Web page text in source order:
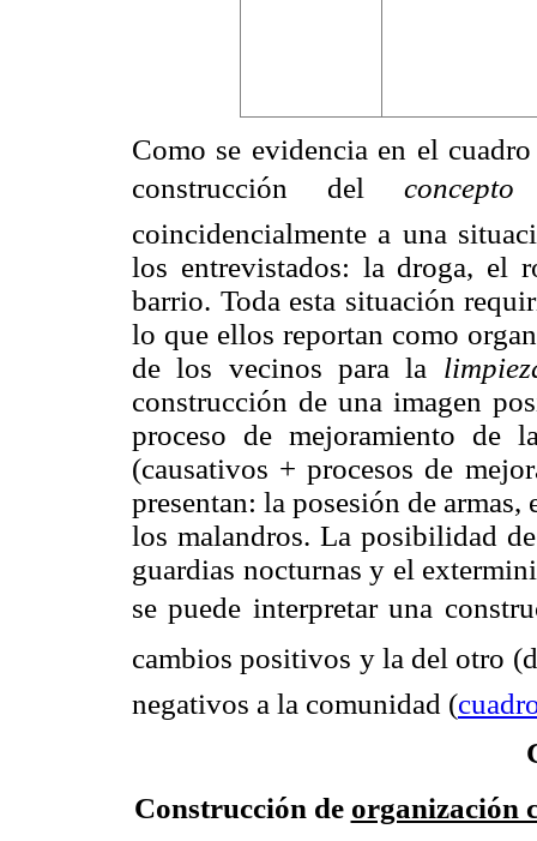
Como se evidencia en el
construcción del concepto
coincidencialmente a una
los entrevistados: la droga, el
barrio. Toda esta situación
lo que ellos reportan como
de los vecinos para la
construcción de una imagen
proceso de mejoramiento de
(causativos + procesos de
presentan: la posesión de
los malandros. La posibilidad
guardias nocturnas y el
se puede interpretar una
cambios positivos y la del otro
negativos a la comunidad (
Construcción de organización